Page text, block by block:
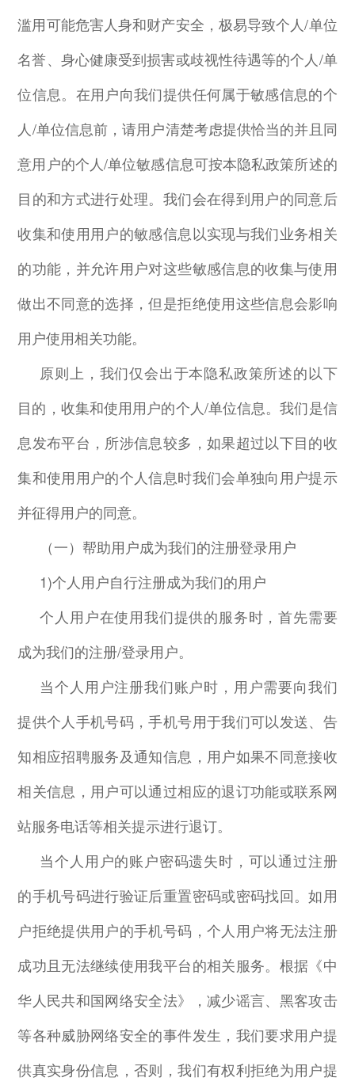
滥用可能危害人身和财产安全，极易导致个人/单位
名誉、身心健康受到损害或歧视性待遇等的个人/单
位信息。在用户向我们提供任何属于敏感信息的个
人/单位信息前，请用户清楚考虑提供恰当的并且同
意用户的个人/单位敏感信息可按本隐私政策所述的
目的和方式进行处理。我们会在得到用户的同意后
收集和使用用户的敏感信息以实现与我们业务相关
的功能，并允许用户对这些敏感信息的收集与使用
做出不同意的选择，但是拒绝使用这些信息会影响
用户使用相关功能。
原则上，我们仅会出于本隐私政策所述的以下
目的，收集和使用用户的个人/单位信息。我们是信
息发布平台，所涉信息较多，如果超过以下目的收
集和使用用户的个人信息时我们会单独向用户提示
并征得用户的同意。
（一）帮助用户成为我们的注册登录用户
1)个人用户自行注册成为我们的用户
个人用户在使用我们提供的服务时，首先需要
成为我们的注册/登录用户。
当个人用户注册我们账户时，用户需要向我们
提供个人手机号码，手机号用于我们可以发送、告
知相应招聘服务及通知信息，用户如果不同意接收
相关信息，用户可以通过相应的退订功能或联系网
站服务电话等相关提示进行退订。
当个人用户的账户密码遗失时，可以通过注册
的手机号码进行验证后重置密码或密码找回。如用
户拒绝提供用户的手机号码，个人用户将无法注册
成功且无法继续使用我平台的相关服务。根据《中
华人民共和国网络安全法》，减少谣言、黑客攻击
等各种威胁网络安全的事件发生，我们要求用户提
供真实身份信息，否则，我们有权利拒绝为用户提